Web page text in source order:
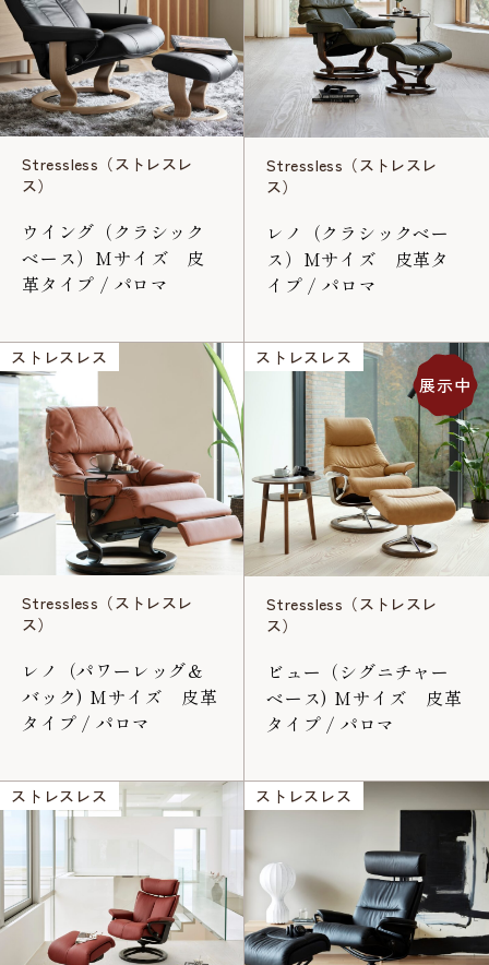
Stressless（ストレスレ
ス）
ウイング（クラシック
ベース）Mサイズ 皮
革タイプ / パロマ
Stressless（ストレスレ
ス）
レノ（クラシックベー
ス）Mサイズ 皮革タ
イプ / パロマ
ストレスレス
Stressless（ストレスレ
ス）
レノ（パワーレッグ＆
バック) Mサイズ 皮革
タイプ / パロマ
ストレスレス
展示中
Stressless（ストレスレ
ス）
ビュー（シグニチャー
ベース) Mサイズ 皮革
タイプ / パロマ
ストレスレス ストレスレス